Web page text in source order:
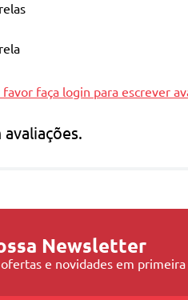
Siàge
uso. A linha é
favor faça login para escrever
avaliações.
Newsletter
ofertas e novidades em